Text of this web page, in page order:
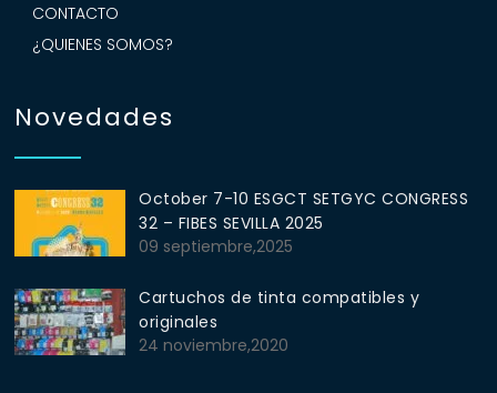
CONTACTO
¿QUIENES SOMOS?
Novedades
October 7-10 ESGCT SETGYC CONGRESS
32 – FIBES SEVILLA 2025
09 septiembre,2025
Cartuchos de tinta compatibles y
originales
24 noviembre,2020